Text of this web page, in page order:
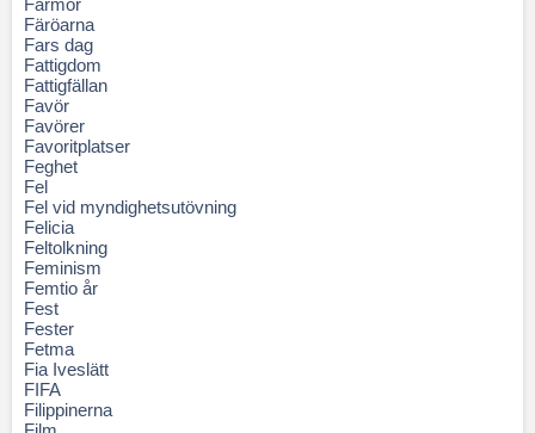
Farmor
Färöarna
Fars dag
Fattigdom
Fattigfällan
Favör
Favörer
Favoritplatser
Feghet
Fel
Fel vid myndighetsutövning
Felicia
Feltolkning
Feminism
Femtio år
Fest
Fester
Fetma
Fia Iveslätt
FIFA
Filippinerna